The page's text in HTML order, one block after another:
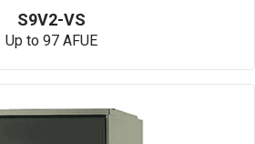
S9V2-VS
Up to 97 AFUE